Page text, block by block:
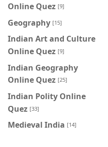
Online Quez [9]
Geography [15]
Indian Art and Culture
Online Quez [9]
Indian Geography
Online Quez [25]
Indian Polity Online
Quez [33]
Medieval India [14]